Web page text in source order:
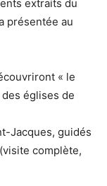
extraits du
présentée au
« le
églises de
Jacques, guidés
complète,